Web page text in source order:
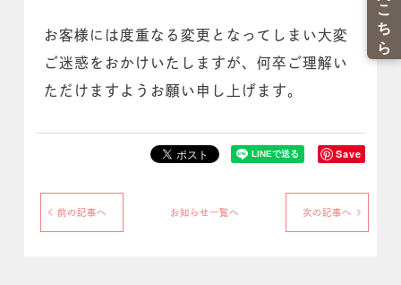
お客様には度重なる変更となってしまい大変
ご迷惑をおかけいたしますが、何卒ご理解い
ただけますようお願い申し上げます。
Save
前の記事へ お知らせ一覧へ 次の記事へ